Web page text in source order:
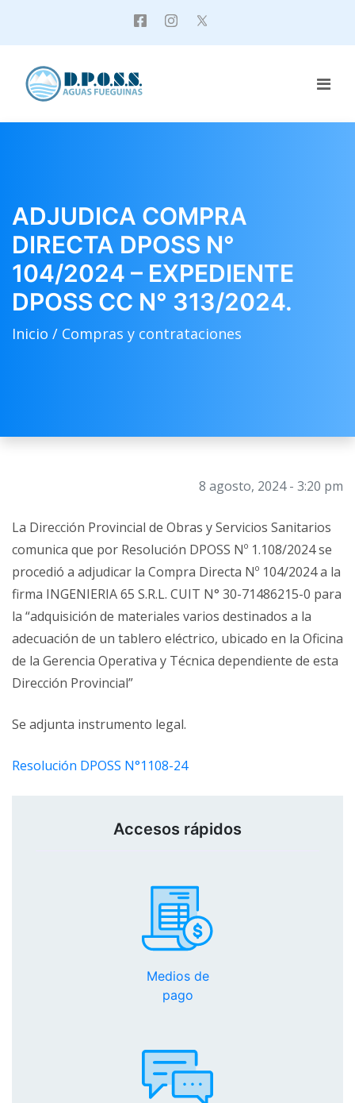
ADJUDICA COMPRA
DIRECTA DPOSS N°
104/2024 – EXPEDIENTE
DPOSS CC N° 313/2024.
Inicio / Compras y contrataciones
8 agosto, 2024 - 3:20 pm
La Dirección Provincial de Obras y Servicios Sanitarios
comunica que por Resolución DPOSS Nº 1.108/2024 se
procedió a adjudicar la Compra Directa Nº 104/2024 a la
firma INGENIERIA 65 S.R.L. CUIT N° 30-71486215-0 para
la “adquisición de materiales varios destinados a la
adecuación de un tablero eléctrico, ubicado en la Oficina
de la Gerencia Operativa y Técnica dependiente de esta
Dirección Provincial”
Se adjunta instrumento legal.
Resolución DPOSS N°1108-24
Accesos rápidos
Medios de
pago